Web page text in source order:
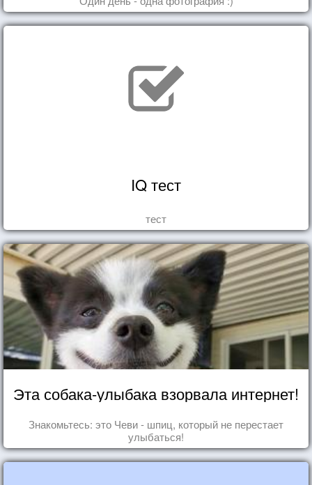
IQ тест
тест
Эта собака-улыбака взорвала интернет!
Знакомьтесь: это Чеви - шпиц, который не перестает
улыбаться!